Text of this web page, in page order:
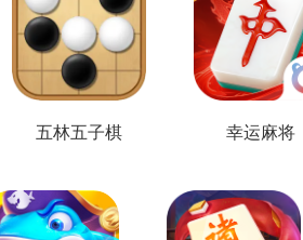
五林五子棋 幸运麻将